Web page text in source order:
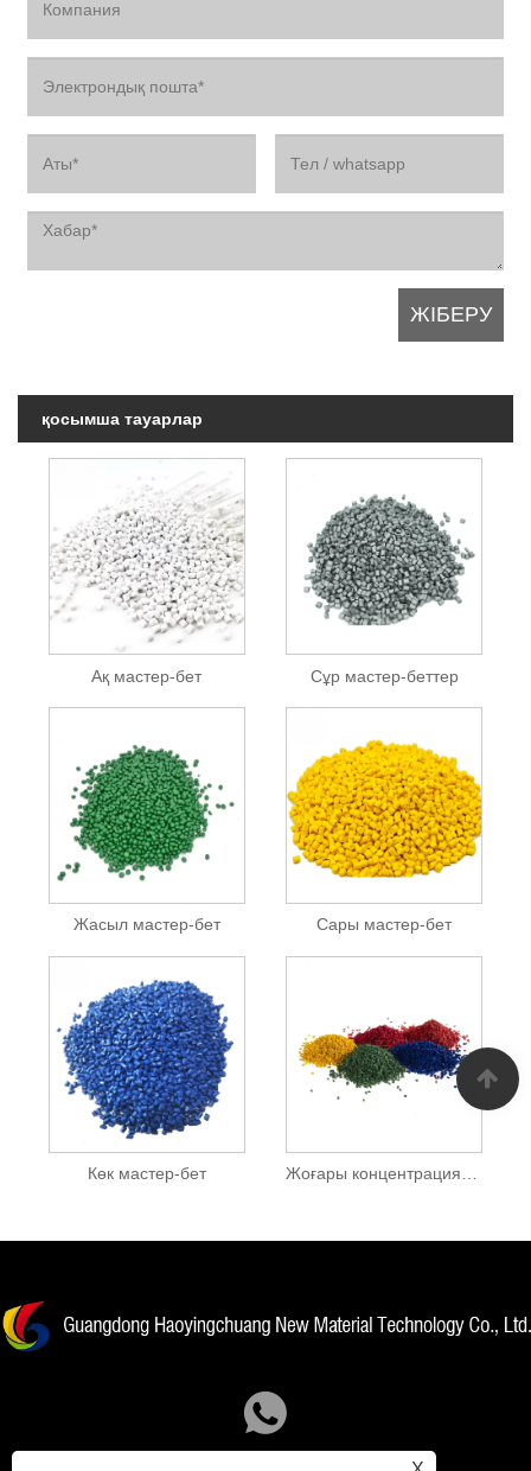
қосымша тауарлар
Ақ мастер-бет Сұр мастер-беттер
Жасыл мастер-бет Сары мастер-бет
Көк мастер-бет Жоғары концентрациялы түсті Masterbatch